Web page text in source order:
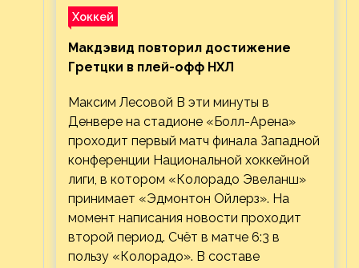
Хоккей
Макдэвид повторил достижение
Гретцки в плей-офф НХЛ
Максим Лесовой В эти минуты в
Денвере на стадионе «Болл-Арена»
проходит первый матч финала Западной
конференции Национальной хоккейной
лиги, в котором «Колорадо Эвеланш»
принимает «Эдмонтон Ойлерз». На
момент написания новости проходит
второй период. Счёт в матче 6:3 в
пользу «Колорадо». В составе